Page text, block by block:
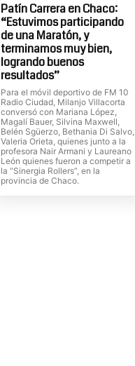
Patín Carrera en Chaco:
“Estuvimos participando
de una Maratón, y
terminamos muy bien,
logrando buenos
resultados”
Para el móvil deportivo de FM 10
Radio Ciudad, Milanjo Villacorta
conversó con Mariana López,
Magalí Bauer, Silvina Maxwell,
Belén Sgüerzo, Bethania Di Salvo,
Valeria Orieta, quienes junto a la
profesora Nair Armani y Laureano
León quienes fueron a competir a
la “Sinergia Rollers”, en la
provincia de Chaco.